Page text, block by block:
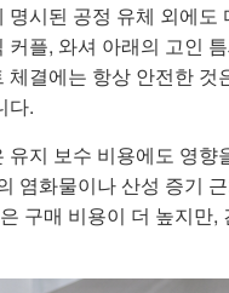
시된 공정 유체 외에
플, 와셔 아래의 고인
결에는 항상 안전한
다.
지 보수 비용에도 영
염화물이나 산성 증기
구매 비용이 더 높지만